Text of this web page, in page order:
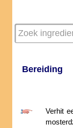
Bereiding
Verhit